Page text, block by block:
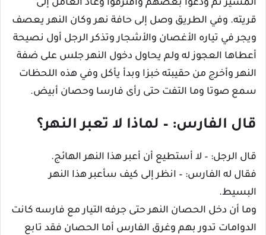
المسير ثم ودعوا بعضهم وافترقوا وعاد العامل إلى
قريته. وفي الطريق وصل إلى حافة نهر وكان النهر يعصف
ويجر في تياره الأغصان والأشجار وتذكر الرجل أول نصيحة
أعطاها العجوز له ولم يحاول دخول النهر جلس على ضفة
النهر وأخرج من حقيبته خبزا وبدأ يأكل وفي هذه اللحظات
سمع صوتا وما التفت حتى رأى فارسا وحصان أبيض.
قال الفارس: – لماذا لا تعبر النهر؟
قال الرجل: – لا أستطيع أن أعبر هذا النهر الهائج.
فقال له الفارس: – انظر إلى كيف سأعبر هذا النهر
البسيط.
وما أن دخل الحصان النهر حتى جرفه التيار مع فارسه كانت
الدوامات تدور بهم وغرق الفارس أما الحصان فقد تابع